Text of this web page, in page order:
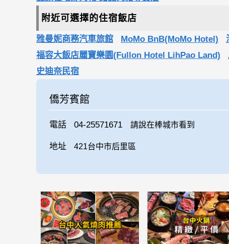
附近可選擇的住宿飯店
雅曼妮商務汽車旅館 MoMo BnB(MoMo Hotel)
福容大飯店麗寶樂園(Fullon Hotel LihPao Land)
史迪奈民宿
僑芳賓館
電話 04-25571671 請說在棒城市看到
地址 421台中市后里區